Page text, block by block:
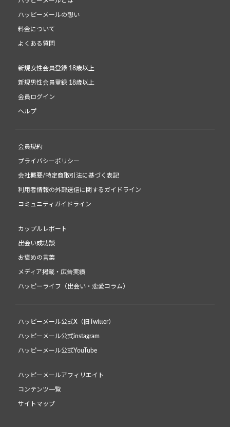
ハッピーメールの想い
料金について
よくある質問
新規女性会員登録 18歳以上
新規男性会員登録 18歳以上
会員ログイン
ヘルプ
会員規約
プライバシーポリシー
会社概要/特定商取引法に基づく表記
利用者情報の外部送信に関するガイドライン
コミュニティガイドライン
カップルレポート
出会い成功談
お褒めの言葉
メディア掲載・広告実績
ハッピーライフ（出会い・恋愛コラム）
ハッピーメール公式X（旧Twitter）
ハッピーメール公式instagram
ハッピーメール公式YouTube
ハッピーメールアフィリエイト
コンテンツ一覧
サイトマップ